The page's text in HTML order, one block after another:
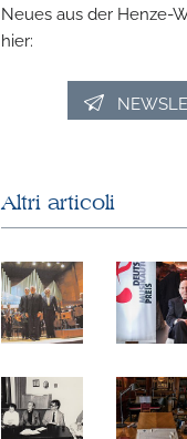
Neues aus der Henze-
hier:
Altri articoli